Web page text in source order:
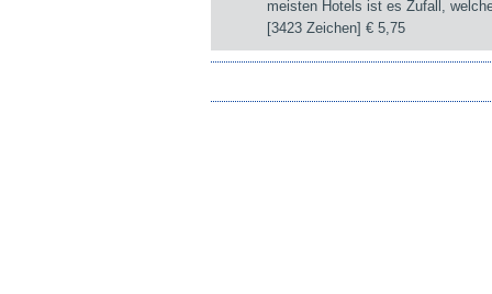
meisten Hotels ist es Zufall,
[3423 Zeichen]€ 5,75